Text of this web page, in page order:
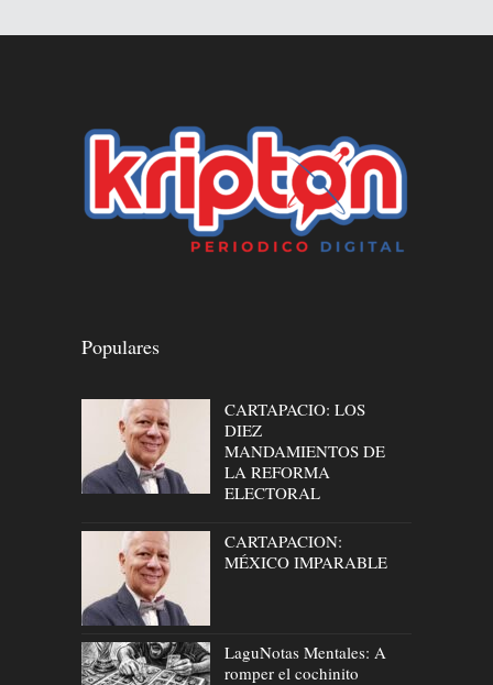
Populares
CARTAPACIO: LOS
DIEZ
MANDAMIENTOS DE
LA REFORMA
ELECTORAL
CARTAPACION:
MÉXICO IMPARABLE
LaguNotas Mentales: A
romper el cochinito